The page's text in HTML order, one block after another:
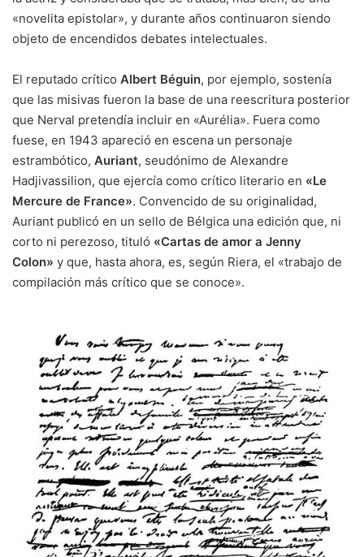
«novelita epistolar», y durante años continuaron siendo
objeto de encendidos debates intelectuales.
El reputado crítico Albert Béguin, por ejemplo, sostenía
que las misivas fueron la base de una reescritura posterior
que Nerval pretendía incluir en «Aurélia». Fuera como
fuese, en 1943 apareció en escena un personaje
estrambótico, Auriant, seudónimo de Alexandre
Hadjivassilion, que ejercía como crítico literario en «Le
Mercure de France». Convencido de su originalidad,
Auriant publicó en un sello de Bélgica una edición que, ni
corto ni perezoso, tituló «Cartas de amor a Jenny
Colon» y que, hasta ahora, es, según Riera, el «trabajo de
compilación más crítico que se conoce».